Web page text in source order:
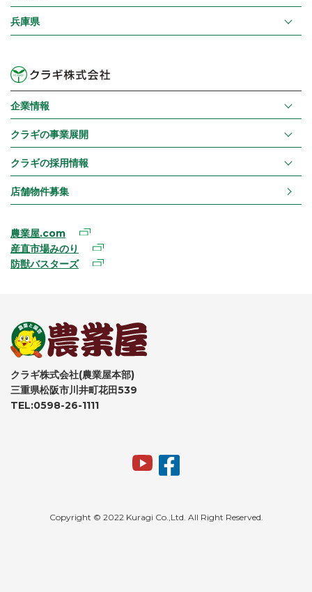
兵庫県
企業情報
クラギの事業展開
クラギの採用情報
店舗物件募集
農業屋.com
産直市場みのり
防獣バスターズ
クラギ株式会社(農業屋本部)
三重県松阪市川井町花田539
TEL:0598-26-1111
Copyright © 2022 Kuragi Co.,Ltd. All Right Reserved.